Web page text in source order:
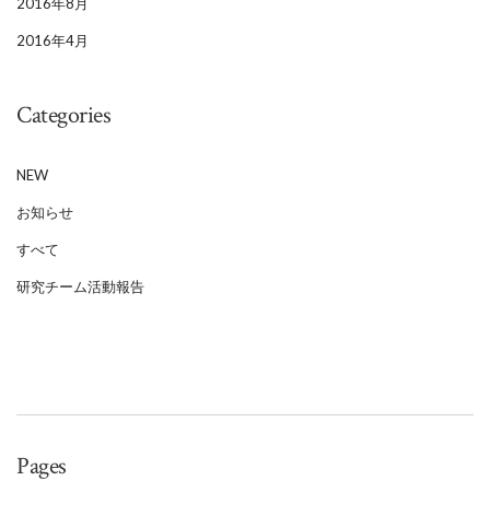
2016年4月
Categories
NEW
お知らせ
すべて
研究チーム活動報告
Pages